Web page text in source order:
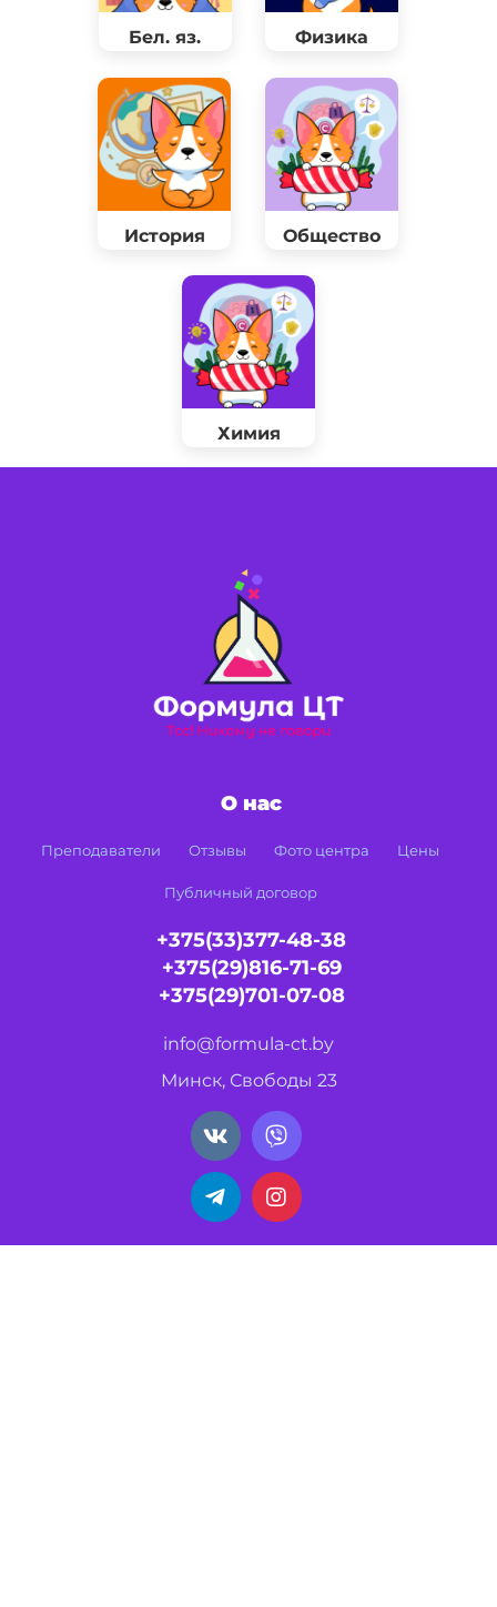
Бел. яз. Физика
История Общество
Химия
О нас
Преподаватели Отзывы Фото центра Цены
Публичный договор
+375(33)377-48-38
+375(29)816-71-69
+375(29)701-07-08
info@formula-ct.by
Минск, Свободы 23